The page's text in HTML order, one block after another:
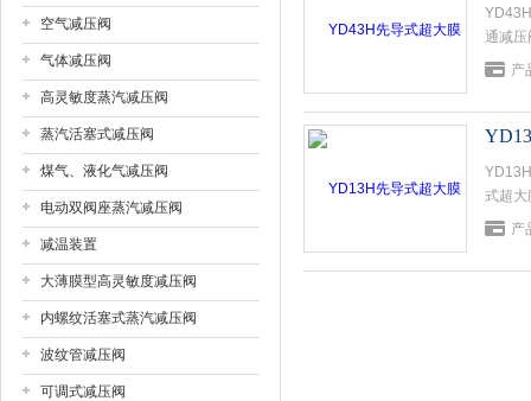
上海戎钛阀门制造有限公司
空气减压阀
气体减压阀
高灵敏度蒸汽减压阀
蒸汽活塞式减压阀
煤气、液化气减压阀
电动双阀座蒸汽减压阀
减温装置
大薄膜型高灵敏度减压阀
内螺纹活塞式蒸汽减压阀
波纹管减压阀
可调式减压阀
通减压
或下游
产
式超大
了工作
产